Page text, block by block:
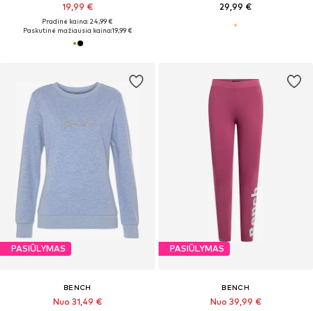
19,99 €
Pradinė kaina: 24,99 €
Paskutinė mažiausia kaina:19,99 €
29,99 €
PASIŪLYMAS
BENCH
Nuo 31,49 €
PASIŪLYMAS
BENCH
Nuo 39,99 €